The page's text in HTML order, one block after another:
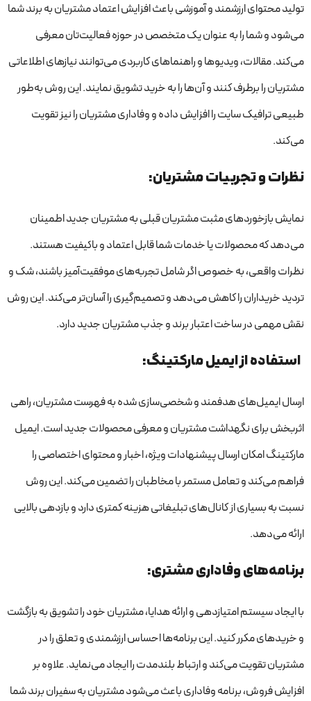
تولید محتوای ارزشمند و آموزشی باعث افزایش اعتماد مشتریان به برند شما
می‌شود و شما را به عنوان یک متخصص در حوزه فعالیت‌تان معرفی
می‌کند. مقالات، ویدیوها و راهنماهای کاربردی می‌توانند نیازهای اطلاعاتی
مشتریان را برطرف کنند و آن‌ها را به خرید تشویق نمایند. این روش به‌طور
طبیعی ترافیک سایت را افزایش داده و وفاداری مشتریان را نیز تقویت
می‌کند.
نظرات و تجربیات مشتریان:
نمایش بازخوردهای مثبت مشتریان قبلی به مشتریان جدید اطمینان
می‌دهد که محصولات یا خدمات شما قابل اعتماد و باکیفیت هستند.
نظرات واقعی، به خصوص اگر شامل تجربه‌های موفقیت‌آمیز باشند، شک و
تردید خریداران را کاهش می‌دهد و تصمیم‌گیری را آسان‌تر می‌کند. این روش
نقش مهمی در ساخت اعتبار برند و جذب مشتریان جدید دارد.
استفاده از ایمیل مارکتینگ:
ارسال ایمیل‌های هدفمند و شخصی‌سازی شده به فهرست مشتریان، راهی
اثربخش برای نگهداشت مشتریان و معرفی محصولات جدید است. ایمیل
مارکتینگ امکان ارسال پیشنهادات ویژه، اخبار و محتوای اختصاصی را
فراهم می‌کند و تعامل مستمر با مخاطبان را تضمین می‌کند. این روش
نسبت به بسیاری از کانال‌های تبلیغاتی هزینه کمتری دارد و بازدهی بالایی
ارائه می‌دهد.
برنامه‌های وفاداری مشتری:
با ایجاد سیستم امتیازدهی و ارائه هدایا، مشتریان خود را تشویق به بازگشت
و خریدهای مکرر کنید. این برنامه‌ها احساس ارزشمندی و تعلق را در
مشتریان تقویت می‌کند و ارتباط بلندمدت را ایجاد می‌نماید. علاوه بر
افزایش فروش، برنامه وفاداری باعث می‌شود مشتریان به سفیران برند شما